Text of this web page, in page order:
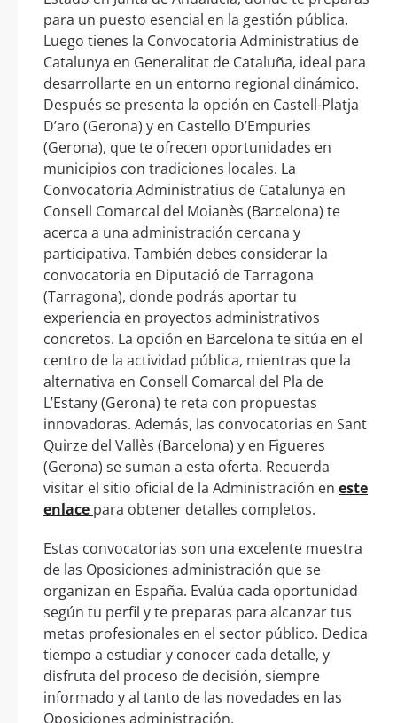
para un puesto esencial en la gestión pública.
Luego tienes la Convocatoria Administratius de
Catalunya en Generalitat de Cataluña, ideal para
desarrollarte en un entorno regional dinámico.
Después se presenta la opción en Castell-Platja
D’aro (Gerona) y en Castello D’Empuries
(Gerona), que te ofrecen oportunidades en
municipios con tradiciones locales. La
Convocatoria Administratius de Catalunya en
Consell Comarcal del Moianès (Barcelona) te
acerca a una administración cercana y
participativa. También debes considerar la
convocatoria en Diputació de Tarragona
(Tarragona), donde podrás aportar tu
experiencia en proyectos administrativos
concretos. La opción en Barcelona te sitúa en el
centro de la actividad pública, mientras que la
alternativa en Consell Comarcal del Pla de
L’Estany (Gerona) te reta con propuestas
innovadoras. Además, las convocatorias en Sant
Quirze del Vallès (Barcelona) y en Figueres
(Gerona) se suman a esta oferta. Recuerda
visitar el sitio oficial de la Administración en este
enlace para obtener detalles completos.
Estas convocatorias son una excelente muestra
de las Oposiciones administración que se
organizan en España. Evalúa cada oportunidad
según tu perfil y te preparas para alcanzar tus
metas profesionales en el sector público. Dedica
tiempo a estudiar y conocer cada detalle, y
disfruta del proceso de decisión, siempre
informado y al tanto de las novedades en las
Oposiciones administración.